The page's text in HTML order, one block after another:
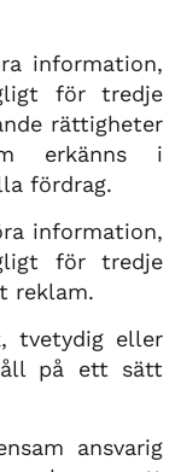
information,
för tredje
rättigheter
erkänns i
fördrag.
information,
för tredje
reklam.
tvetydig eller
på ett sätt
ansvarig